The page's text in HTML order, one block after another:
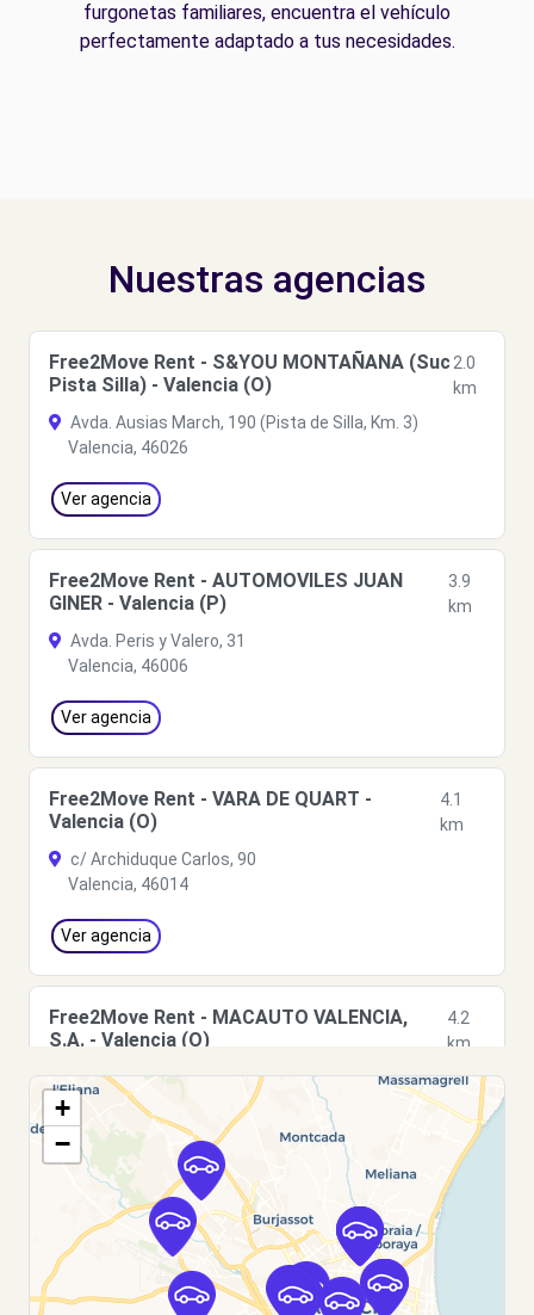
furgonetas familiares, encuentra el vehículo
perfectamente adaptado a tus necesidades.
Nuestras agencias
Free2Move Rent - S&YOU MONTAÑANA (Suc
Pista Silla) - Valencia (O)
2.0
km
Avda. Ausias March, 190 (Pista de Silla, Km. 3)
Valencia, 46026
Ver agencia
Free2Move Rent - AUTOMOVILES JUAN
GINER - Valencia (P)
3.9
km
Avda. Peris y Valero, 31
Valencia, 46006
Ver agencia
Free2Move Rent - VARA DE QUART -
Valencia (O)
4.1
km
c/ Archiduque Carlos, 90
Valencia, 46014
Ver agencia
Free2Move Rent - MACAUTO VALENCIA,
S.A. - Valencia (O)
4.2
km
c/ Archiduque Carlos, 90
Valencia, 46014
Ver agencia
Free2Move Rent - S&YOU VALENCIA - Tres
Cruces - Valencia (C)
Avda. Tres Cruces, 38
+
−